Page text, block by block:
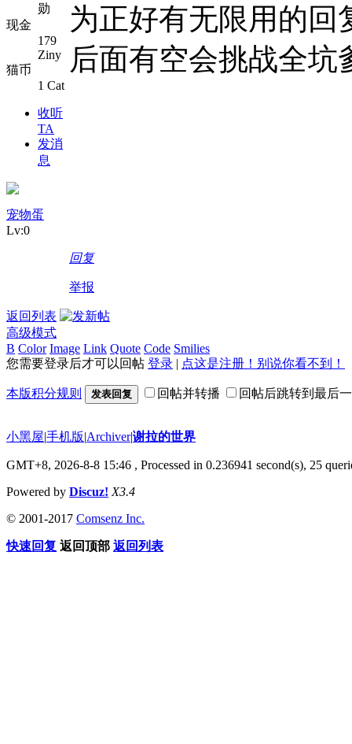
勋
现金
179
Ziny
猫币
1 Cat
收听
TA
发消
息
宠物蛋
Lv:0
为正好有无限用的回
后面有空会挑战全坑
回复
举报
返回列表
高级模式
B Color Image Link Quote Code Smilies
您需要登录后才可以回帖 登录 | 点这是注册！别说你看不到！
本版积分规则 发表回复 回帖并转播 回帖后跳转到最后
小黑屋|手机版|Archiver|谢拉的世界
GMT+8, 2026-8-8 15:46 , Processed in 0.236941 second(s), 25
Powered by Discuz! X3.4
© 2001-2017 Comsenz Inc.
快速回复 返回顶部 返回列表